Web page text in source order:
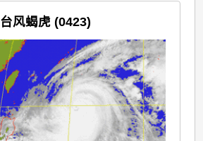
台风蝎虎 (0423)